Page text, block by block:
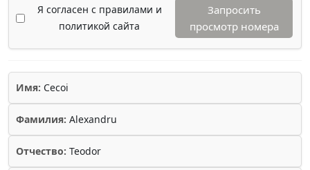
Я согласен с правилами и
политикой сайта
Запросить
просмотр номера
Имя: Cecoi
Фамилия: Alexandru
Отчество: Teodor